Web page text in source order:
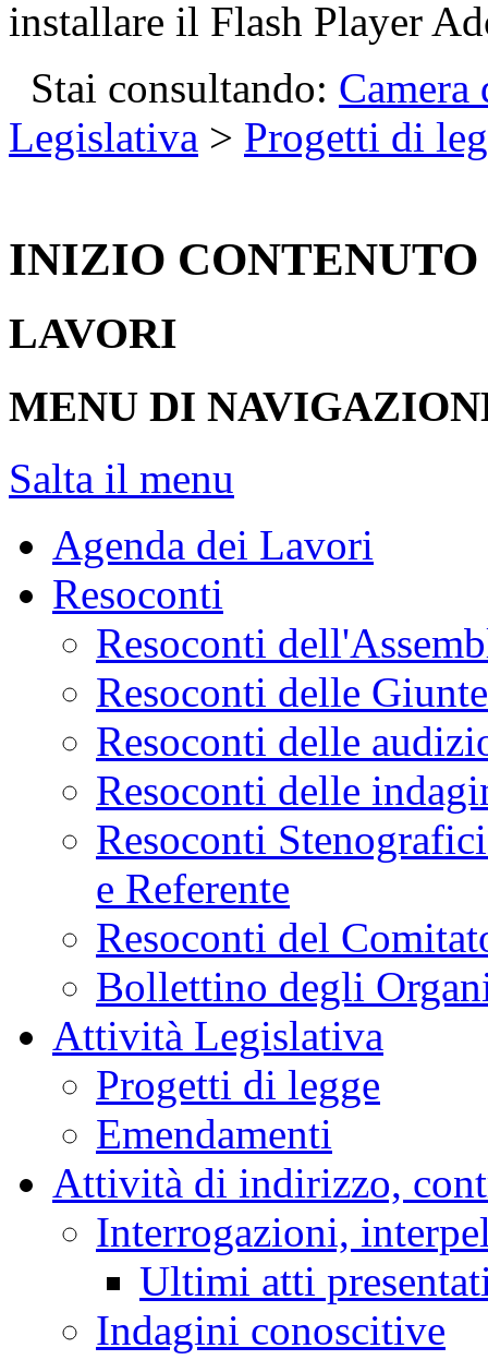
Per visualizzare il
installare il Flash Player
Stai consultando:Camera
INIZIO CONTENUTO
LAVORI
MENU DI
Salta il menu
Agenda dei Lavori
Resoconti
Resoconti
Resoconti delle
Resoconti delle
Resoconti delle
Resoconti
e Referente
Resoconti del
Bollettino degli
Attività Legislativa
Progetti di legge
Emendamenti
Attività di indirizzo,
Interrogazioni,